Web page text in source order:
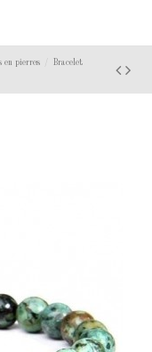
en pierres
Bracelet